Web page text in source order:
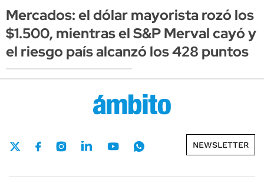
Mercados: el dólar mayorista rozó los
$1.500, mientras el S&P Merval cayó y
el riesgo país alcanzó los 428 puntos
NEWSLETTER